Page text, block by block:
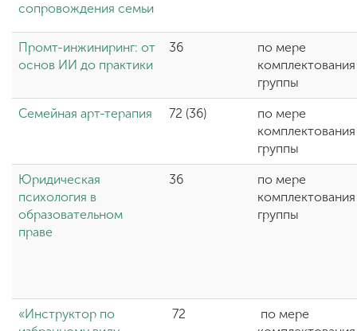
сопровождения семьи
Промт-инжиниринг: от
основ ИИ до практики
36
по мере
комплектования
группы
Семейная арт-терапия 72 (36)
по мере
комплектования
группы
Юридическая
психология в
образовательном
праве
36
по мере
комплектования
группы
«Инструктор по
72
по мере